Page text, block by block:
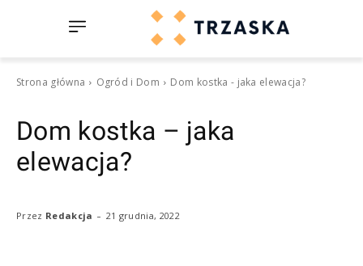
Strona główna Ogród i Dom Dom kostka - jaka elewacja?
Dom kostka – jaka
elewacja?
Przez Redakcja - 21 grudnia, 2022